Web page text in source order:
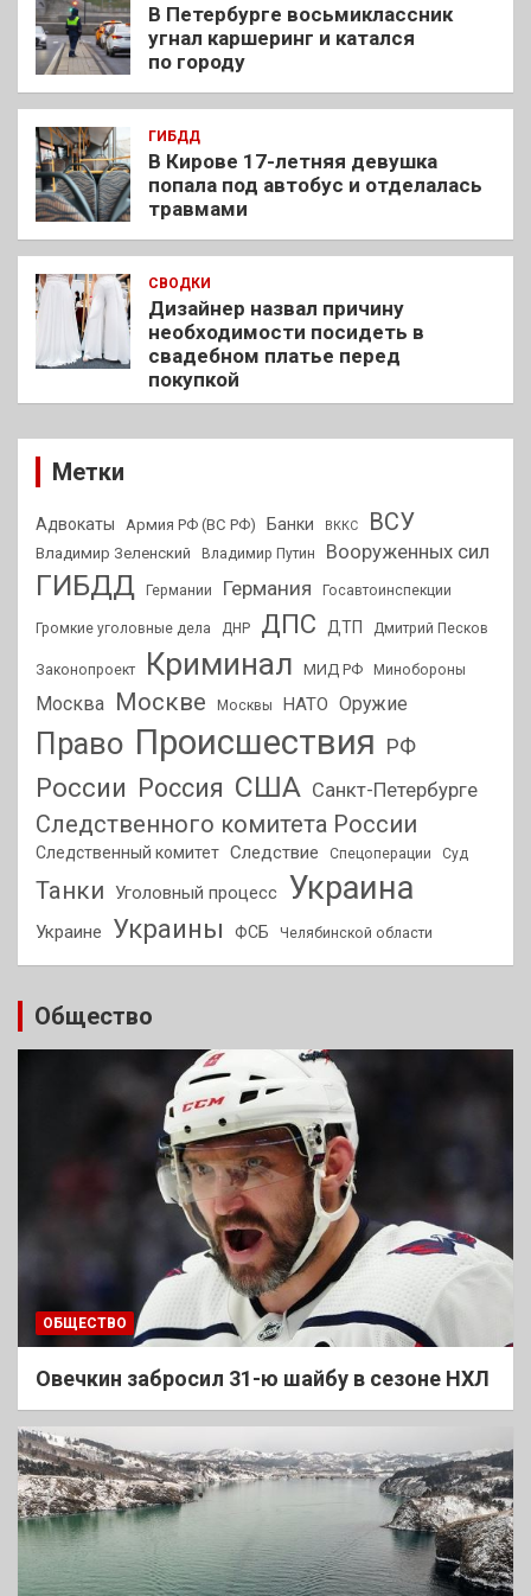
В Петербурге восьмиклассник
угнал каршеринг и катался
по городу
ГИБДД
В Кирове 17-летняя девушка
попала под автобус и отделалась
травмами
СВОДКИ
Дизайнер назвал причину
необходимости посидеть в
свадебном платье перед
покупкой
Метки
Адвокаты Армия РФ (ВС РФ) Банки ВККС ВСУ
Владимир Зеленский Владимир Путин Вооруженных сил
ГИБДД Германии Германия Госавтоинспекции
Громкие уголовные дела ДНР ДПС ДТП Дмитрий Песков
Законопроект Криминал МИД РФ Минобороны
Москва Москве Москвы НАТО Оружие
Право Происшествия РФ
России Россия США Санкт-Петербурге
Следственного комитета России
Следственный комитет Следствие Спецоперации Суд
Танки Уголовный процесс Украина
Украине Украины ФСБ Челябинской области
Общество
ОБЩЕСТВО
Овечкин забросил 31-ю шайбу в сезоне НХЛ